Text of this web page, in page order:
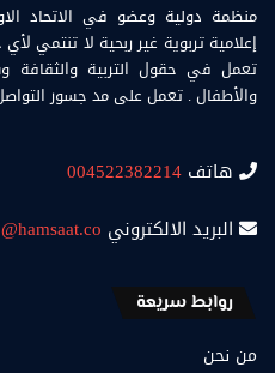
منظمة دولية وعضو في الاتحاد
إعلامية تربوية غير ربحية لا تنتمي
تعمل في حقول التربية والثقافة
والأطفال . تعمل على مد جسور
هاتف 004522382214
البريد الالكتروني
روابط سريعة
من نحن